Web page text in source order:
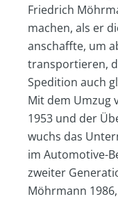
Friedrich
machen, als er
anschaffte, um
transportieren,
Spedition auch
Mit dem Umzug
1953 und der
wuchs das
im Automotive-
zweiter
Möhrmann